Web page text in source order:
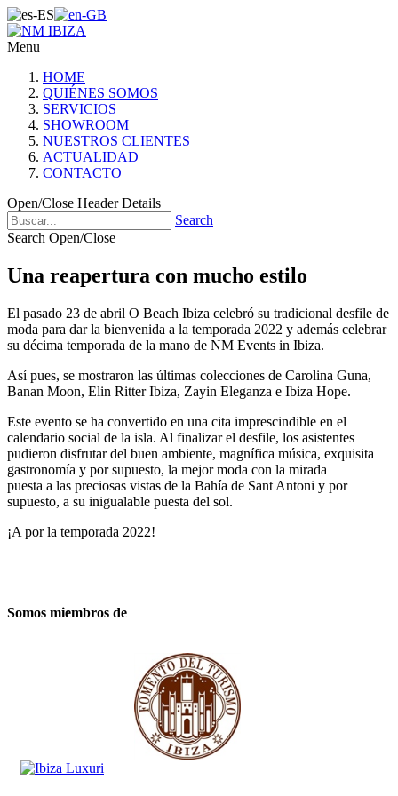
Menu
HOME
QUIÉNES SOMOS
SERVICIOS
SHOWROOM
NUESTROS CLIENTES
ACTUALIDAD
CONTACTO
Open/Close Header Details
Search
Search Open/Close
Una reapertura con mucho estilo
El pasado 23 de abril O Beach Ibiza celebró su tradicional desfile de
moda para dar la bienvenida a la temporada 2022 y además celebrar
su décima temporada de la mano de NM Events in Ibiza.
Así pues, se mostraron las últimas colecciones de Carolina Guna,
Banan Moon, Elin Ritter Ibiza, Zayin Eleganza e Ibiza Hope.
Este evento se ha convertido en una cita imprescindible en el
calendario social de la isla. Al finalizar el desfile, los asistentes
pudieron disfrutar del buen ambiente, magnífica música, exquisita
gastronomía y por supuesto, la mejor moda con la mirada
puesta a las preciosas vistas de la Bahía de Sant Antoni y por
supuesto, a su inigualable puesta del sol.
¡A por la temporada 2022!
Somos miembros de